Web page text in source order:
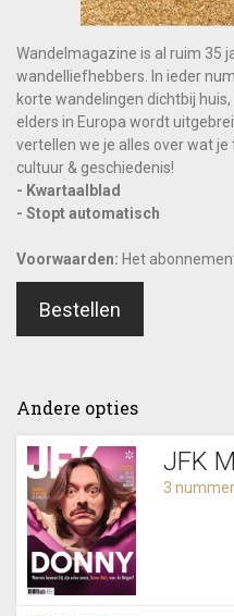
Wandelmagazine is al ruim 35
wandelliefhebbers. In ieder
korte wandelingen dichtbij
elders in Europa wordt
vertellen we je alles over wat
cultuur & geschiedenis!
- Kwartaalblad
- Stopt automatisch
Voorwaarden: Het
Bestellen
Andere opties
JFK
3